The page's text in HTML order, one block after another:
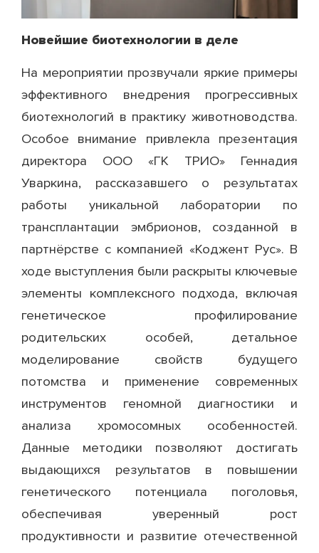
Новейшие биотехнологии в деле
На мероприятии прозвучали яркие примеры
эффективного внедрения прогрессивных
биотехнологий в практику животноводства.
Особое внимание привлекла презентация
директора ООО «ГК ТРИО» Геннадия
Уваркина, рассказавшего о результатах
работы уникальной лаборатории по
трансплантации эмбрионов, созданной в
партнёрстве с компанией «Коджент Рус». В
ходе выступления были раскрыты ключевые
элементы комплексного подхода, включая
генетическое профилирование
родительских особей, детальное
моделирование свойств будущего
потомства и применение современных
инструментов геномной диагностики и
анализа хромосомных особенностей.
Данные методики позволяют достигать
выдающихся результатов в повышении
генетического потенциала поголовья,
обеспечивая уверенный рост
продуктивности и развитие отечественной